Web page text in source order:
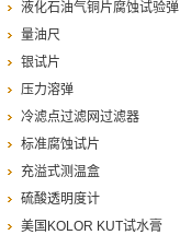
液化石油气铜片腐蚀试验弹
量油尺
银试片
压力溶弹
冷滤点过滤网过滤器
标准腐蚀试片
充溢式测温盒
硫酸透明度计
美国KOLOR KUT试水膏